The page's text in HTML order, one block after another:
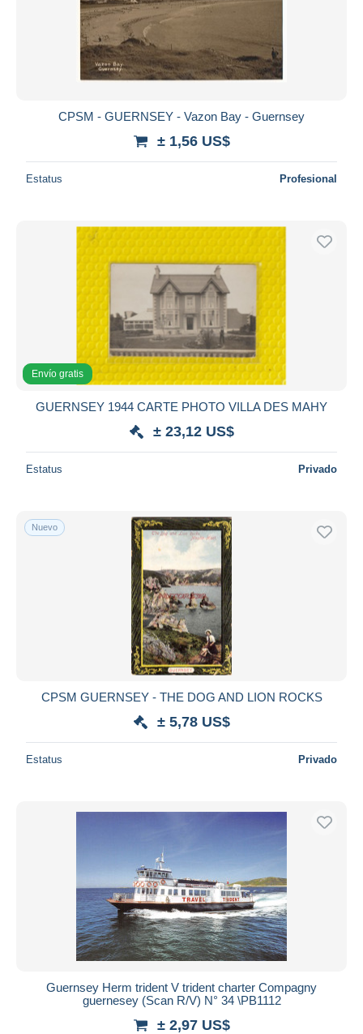
CPSM - GUERNSEY - Vazon Bay - Guernsey
± 1,56 US$
Estatus Profesional
Envío gratis
GUERNSEY 1944 CARTE PHOTO VILLA DES MAHY
± 23,12 US$
Estatus Privado
Nuevo
CPSM GUERNSEY - THE DOG AND LION ROCKS
± 5,78 US$
Estatus Privado
Guernsey Herm trident V trident charter Compagny
guernesey (Scan R/V) N° 34 \PB1112
± 2,97 US$